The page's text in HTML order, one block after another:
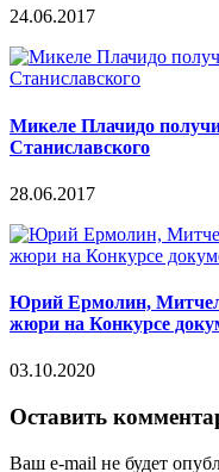
24.06.2017
Микеле Плачидо
Станиславского
28.06.2017
Юрий Ермолин,
жюри на Конкурсе
03.10.2020
Оставить
Ваш e-mail не будет